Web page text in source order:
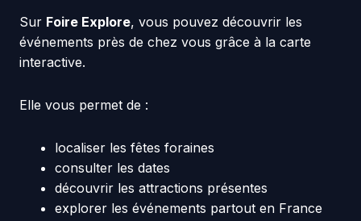
Sur Foire Explore, vous pouvez découvrir les
événements près de chez vous grâce à la carte
interactive.
Elle vous permet de :
localiser les fêtes foraines
consulter les dates
découvrir les attractions présentes
explorer les événements partout en France